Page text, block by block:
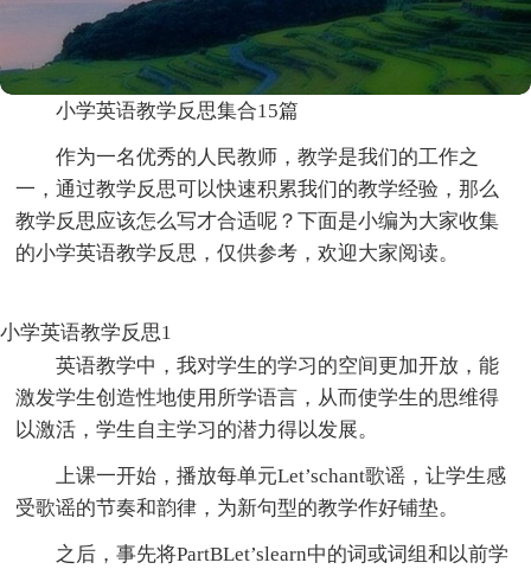
小学英语教学反思集合15篇
作为一名优秀的人民教师，教学是我们的工作之
一，通过教学反思可以快速积累我们的教学经验，那么
教学反思应该怎么写才合适呢？下面是小编为大家收集
的小学英语教学反思，仅供参考，欢迎大家阅读。
小学英语教学反思1
英语教学中，我对学生的学习的空间更加开放，能
激发学生创造性地使用所学语言，从而使学生的思维得
以激活，学生自主学习的潜力得以发展。
上课一开始，播放每单元Let’schant歌谣，让学生感
受歌谣的节奏和韵律，为新句型的教学作好铺垫。
之后，事先将PartBLet’slearn中的词或词组和以前学